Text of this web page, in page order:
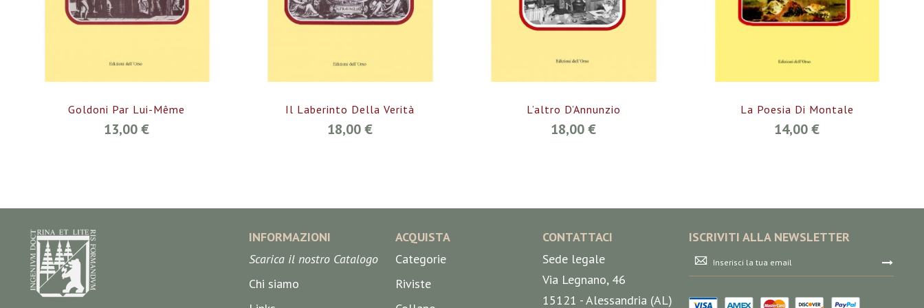
Goldoni Par Lui-Même
13,00 €
Il Laberinto Della Verità
18,00 €
L’altro D’Annunzio
18,00 €
La Poesia Di Montale
14,00 €
INFORMAZIONI
Scarica il nostro Catalogo
Chi siamo
ACQUISTA
Categorie
Riviste
CONTATTACI
Sede legale
Via Legnano, 46
15121 - Alessandria (AL)
ISCRIVITI ALLA NEWSLETTER
Iscriviti
alla
nostra